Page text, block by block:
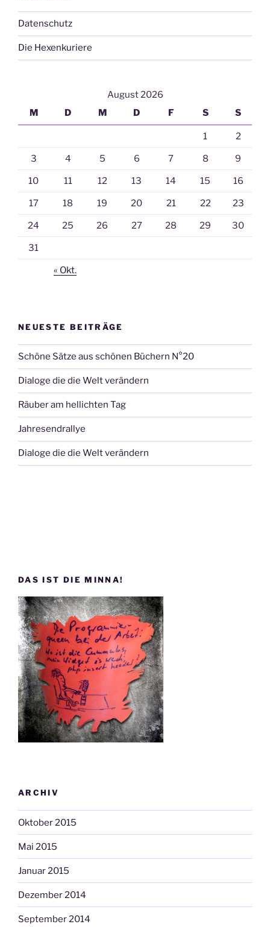
Datenschutz
Die Hexenkuriere
August 2026
M
D M D F S S
1 2
3 4 5 6 7 8 9
10 11 12 13 14 15 16
17 18 19 20 21 22 23
24 25 26 27 28 29 30
31
« Okt.
NEUESTE BEITRÄGE
Schöne Sätze aus schönen Büchern N°20
Dialoge die die Welt verändern
Räuber am hellichten Tag
Jahresendrallye
Dialoge die die Welt verändern
DAS IST DIE MINNA!
ARCHIV
Oktober 2015
Mai 2015
Januar 2015
Dezember 2014
September 2014